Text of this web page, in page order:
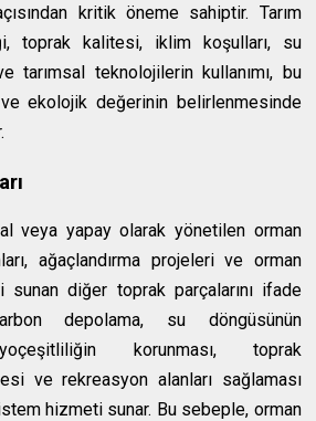
kritik öneme sahiptir. Tarım
toprak kalitesi, iklim koşulları, su
tarımsal teknolojilerin kullanımı, bu
ve ekolojik değerinin belirlenmesinde
veya yapay olarak yönetilen orman
ağaçlandırma projeleri ve orman
diğer toprak parçalarını ifade
depolama, su döngüsünün
korunması, toprak
ve rekreasyon alanları sağlaması
hizmeti sunar. Bu sebeple, orman